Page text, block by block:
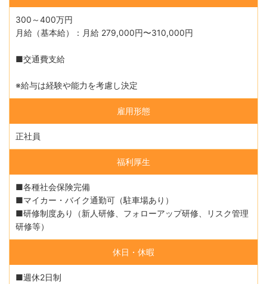
300～400万円
月給（基本給）：月給 279,000円〜310,000円
■交通費支給
※給与は経験や能力を考慮し決定
雇用形態
正社員
福利厚生
■各種社会保険完備
■マイカー・バイク通勤可（駐車場あり）
■研修制度あり（新人研修、フォローアップ研修、リスク管理
研修等）
休日・休暇
■週休2日制